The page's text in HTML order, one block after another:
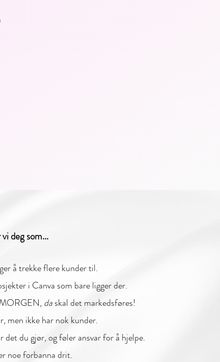
deg som...
å trekke flere kunder til.
i Canva som bare ligger der.
daskal det markedsføres!
men ikke har nok kunder.
det du gjør, og føler ansvar for å hjelpe.
noe forbanna drit.